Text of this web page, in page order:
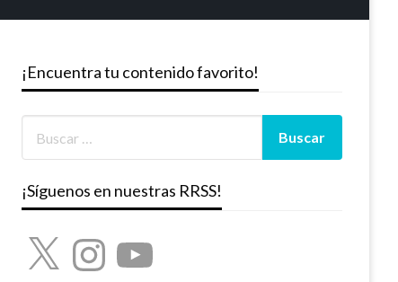
¡Encuentra tu contenido favorito!
¡Síguenos en nuestras RRSS!
X InstagramYouTube